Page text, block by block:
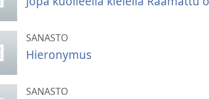
SANASTO
Hieronymus
SANASTO